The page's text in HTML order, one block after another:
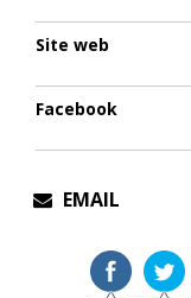
Site web
Facebook
EMAIL